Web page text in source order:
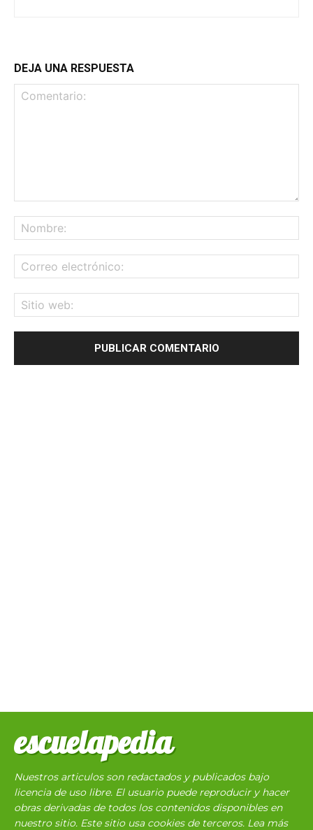
DEJA UNA RESPUESTA
escuelapedia
Nuestros articulos son redactados y publicados bajo
licencia de uso libre. El usuario puede reproducir y hacer
obras derivadas de todos los contenidos disponibles en
nuestro sitio. Este sitio usa cookies de terceros. Lea más